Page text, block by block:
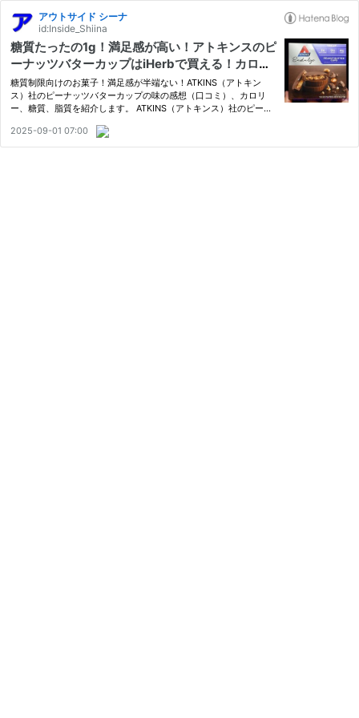
アウトサイド シーナ
id:Inside_Shiina
糖質たったの1g！満足感が高い！アトキンスのピ
ーナッツバターカップはiHerbで買える！カロリ
ーも紹介！【口コミ】
糖質制限向けのお菓子！満足感が半端ない！ATKINS（アトキン
ス）社のピーナッツバターカップの味の感想（口コミ）、カロリ
ー、糖質、脂質を紹介します。 ATKINS（アトキンス）社のピーナ
2025-09-01 07:00